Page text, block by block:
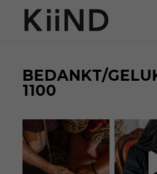
BEDANKT/
1100